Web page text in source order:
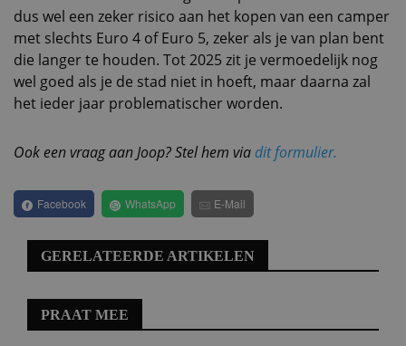
dus wel een zeker risico aan het kopen van een camper
met slechts Euro 4 of Euro 5, zeker als je van plan bent
die langer te houden. Tot 2025 zit je vermoedelijk nog
wel goed als je de stad niet in hoeft, maar daarna zal
het ieder jaar problematischer worden.
Ook een vraag aan Joop? Stel hem via dit formulier.
Facebook WhatsApp E-Mail
GERELATEERDE ARTIKELEN
PRAAT MEE